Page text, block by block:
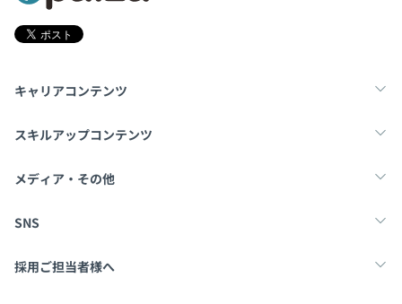
キャリアコンテンツ
転職・キャリア
スキルアップコンテンツ
学習
メディア・その他
Tech Team Journal
SNS
X
採用ご担当者様へ